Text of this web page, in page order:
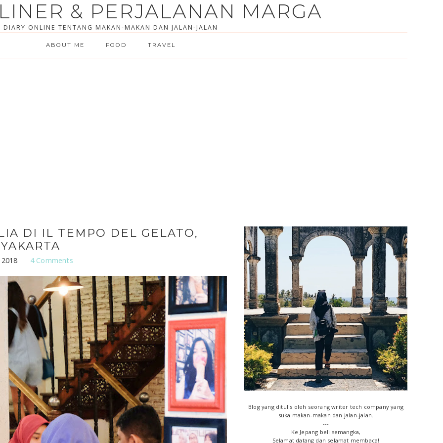
& PERJALANAN MARGA
DIARY ONLINE TENTANG MAKAN-MAKAN DAN JALAN-JALAN
ABOUT ME FOOD TRAVEL
DI IL TEMPO DEL GELATO,
4 Comments
P
r
i
m
a
r
y
S
i
d
Blog yang ditulis oleh seorang writer tech company yang
suka makan-makan dan jalan-jalan.
---
Ke Jepang beli semangka,
Selamat datang dan selamat membaca!